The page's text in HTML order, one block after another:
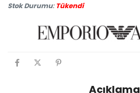
Stok Durumu: Tükendi
Açıklama